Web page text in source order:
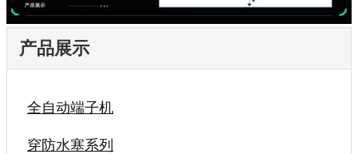
产品展示
全自动端子机
穿防水塞系列